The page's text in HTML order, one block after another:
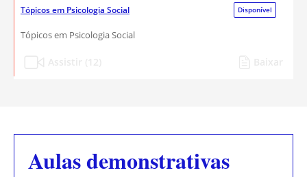
Tópicos em Psicologia Social Disponível
Tópicos em Psicologia Social
Aulas demonstrativas